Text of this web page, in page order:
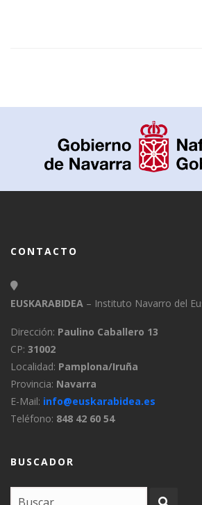
CONTACTO
EUSKARABIDEA – Instituto Navarro del
Dirección: Paulino Caballero 13
CP: 31002
Localidad: Pamplona/Iruña
Provincia: Navarra
E-Mail: info@euskarabidea.es
Teléfono: 848 42 60 54
BUSCADOR